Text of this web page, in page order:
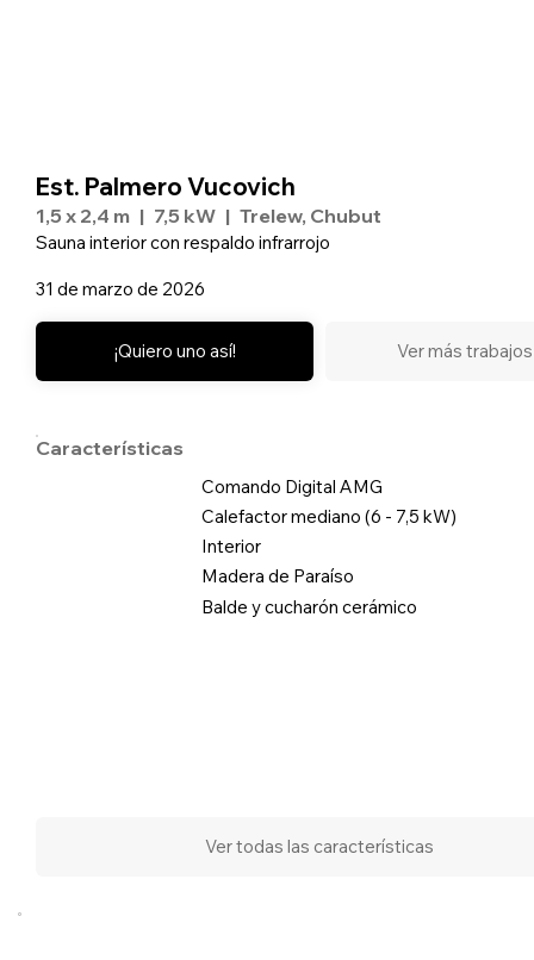
Est. Palmero Vucovich
1,5 x 2,4 m | 7,5 kW | Trelew, Chubut
Sauna interior con respaldo infrarrojo
31 de marzo de 2026
¡Quiero uno así! Ver más trabajos
Características
Comando Digital AMG
Calefactor mediano (6 - 7,5 kW)
Interior
Madera de Paraíso
Balde y cucharón cerámico
Ver todas las características